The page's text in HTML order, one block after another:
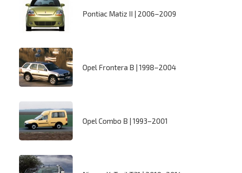
Pontiac Matiz II | 2006–2009
Opel Frontera B | 1998–2004
Opel Combo B | 1993–2001